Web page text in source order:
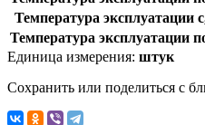
Температура эксплуатации
Температура эксплуатации
Единица измерения: штук
Сохранить или поделиться с